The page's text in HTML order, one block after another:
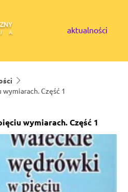
aktualności
Część 1
wymiarach. Część 1